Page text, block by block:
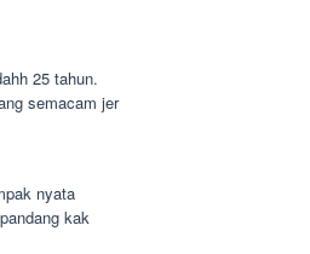
25 tahun.
semacam jer
nyata
kak